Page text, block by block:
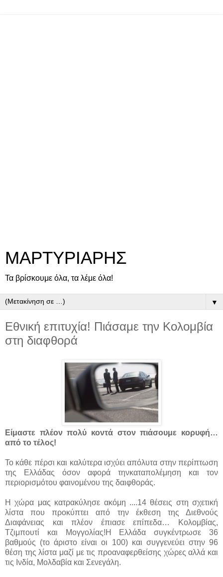
ΜΑΡΤΥΡΙΑΡΗΣ
Τα βρίσκουμε όλα, τα λέμε όλα!
▼
Εθνική επιτυχία! Πιάσαμε την Κολομβία
στη διαφθορά
Είμαστε πλέον πολύ κοντά στον πιάσουμε κορυφή…
από το τέλος!
Το κάθε πέρσι και καλύτερα ισχύει απόλυτα στην περίπτωση
της Ελλάδας όσον αφορά τηνκαταπολέμηση και τον
περιορισμότου φαινομένου της δαιφθοράς.
Η χώρα μας κατρακύλησε ακόμη ....14 θέσεις στη σχετική
λίστα που προκύπτει από την έκθεση της Διεθνούς
Διαφάνειας και πλέον έπιασε επίπεδα… Κολομβίας,
Τζιμπουτί και Μογγολίας!Η Ελλάδα συγκέντρωσε 36
βαθμούς (το άριστο είναι οι 100) και συγγενεύει στην 96
θέση της λίστα μαζί με τις προαναφερθείσης χώρες αλλά και
τις Ινδία, Μολδαβία και Σενεγάλη.